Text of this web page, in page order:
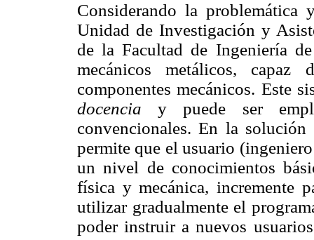
Considerando la problemática
Unidad de Investigación y
de la Facultad de Ingeniería
mecánicos metálicos,
componentes mecánicos. Este
docenciay puede ser
convencionales. En la
permite que el usuario
un nivel de conocimientos
física y mecánica, incremente
utilizar gradualmente el
poder instruir a nuevos